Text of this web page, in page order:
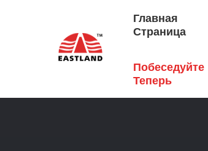
Главная
Страница
Побеседуйте
Теперь
Продукция /